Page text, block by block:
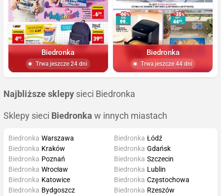
Biedronka
Trwa jeszcze 24 dni
Biedronka
Trwa jeszcze 44 dni
Najbliższe sklepy sieci Biedronka
Sklepy sieci Biedronka w innych miastach
Biedronka Warszawa
Biedronka Kraków
Biedronka Poznań
Biedronka Wrocław
Biedronka Łódź
Biedronka Gdańsk
Biedronka Szczecin
Biedronka Lublin
Biedronka Katowice
Biedronka Bydgoszcz
Biedronka Częstochowa
Biedronka Rzeszów